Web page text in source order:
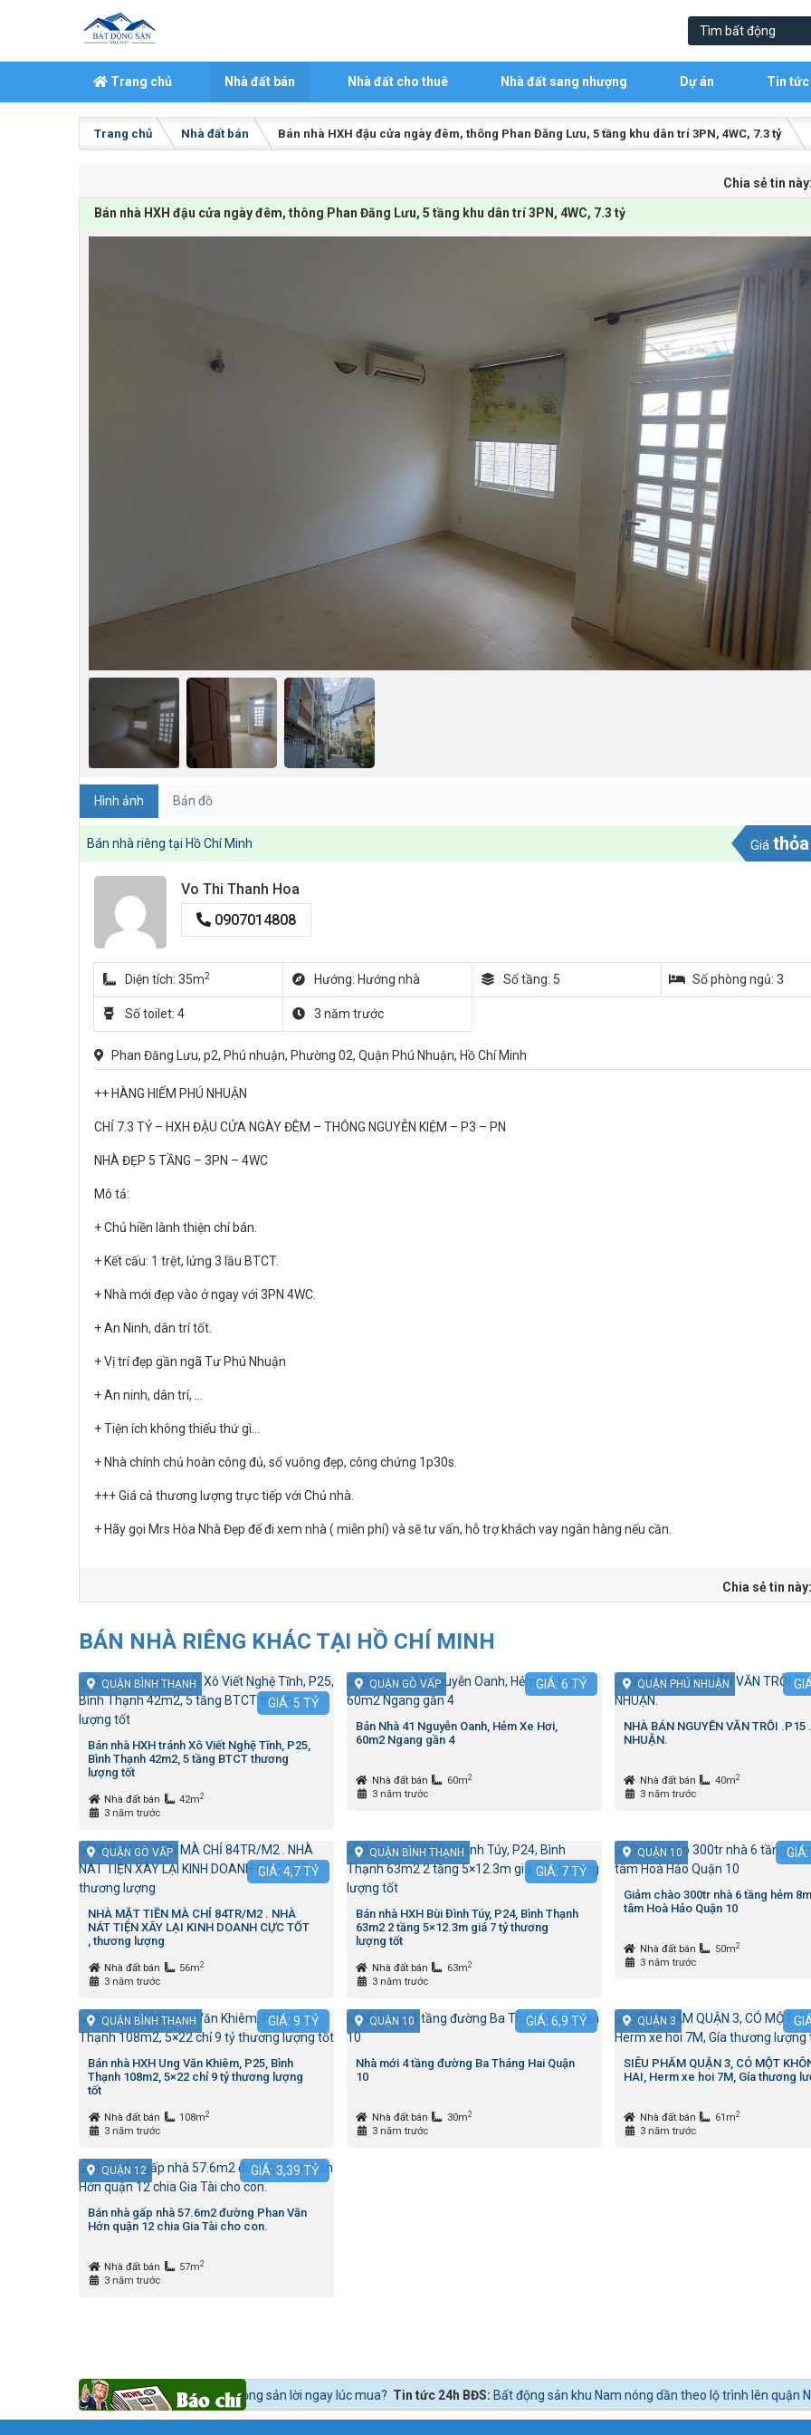
Trang chủ Nhà đất bán Nhà đất cho thuê Nhà đất sang nhượng Dự án Tin tức
Trang chủ Nhà đất bán Bán nhà HXH đậu cửa ngày đêm, thông Phan Đăng Lưu, 5 tầng khu dân trí 3PN, 4WC, 7.3 tỷ
Chia sẻ tin
Bán nhà HXH đậu cửa ngày đêm, thông Phan Đăng Lưu, 5 tầng khu dân trí 3PN, 4WC, 7.3 tỷ
Hình ảnh Bản đồ
Bán nhà riêng tại Hồ Chí Minh Giá
Vo Thi Thanh Hoa
0907014808
Diện tích: 35m2 Hướng: Hướng nhà Số tầng: 5 Số phòng ngủ: 3
Số toilet: 4 3 năm trước
Phan Đăng Lưu, p2, Phú nhuận, Phường 02, Quận Phú Nhuận, Hồ Chí Minh
++ HÀNG HIẾM PHÚ NHUẬN
CHỈ 7.3 TỶ – HXH ĐẬU CỬA NGÀY ĐÊM – THÔNG NGUYỄN KIỆM – P3 – PN
NHÀ ĐẸP 5 TẦNG – 3PN – 4WC
Mô tả:
+ Chủ hiền lành thiện chí bán.
+ Kết cấu: 1 trệt, lửng 3 lầu BTCT.
+ Nhà mới đẹp vào ở ngay với 3PN 4WC.
+ An Ninh, dân trí tốt.
+ Vị trí đẹp gần ngã Tư Phú Nhuận
+ An ninh, dân trí, …
+ Tiện ích không thiếu thứ gì…
+ Nhà chính chủ hoàn công đủ, sổ vuông đẹp, công chứng 1p30s.
+++ Giá cả thương lượng trực tiếp với Chủ nhà.
+ Hãy gọi Mrs Hòa Nhà Đẹp để đi xem nhà ( miễn phí) và sẽ tư vấn, hỗ trợ khách vay ngân hàng nếu cần.
Chia sẻ tin
BÁN NHÀ RIÊNG KHÁC TẠI HỒ CHÍ MINH
QUẬN BÌNH THẠNH
GIÁ:5 TỶ
Bán nhà HXH tránh Xô Viết Nghệ Tĩnh, P25,
Bình Thạnh 42m2, 5 tầng BTCT thương
lượng tốt
Nhà đất bán 42m2
3 năm trước
QUẬN GÒ VẤP GIÁ:6TỶ
Bán Nhà 41 Nguyễn Oanh, Hẻm Xe Hơi,
60m2 Ngang gần 4
Nhà đất bán 60m2
3 năm trước
QUẬN PHÚ NHUẬN
NHÀ BÁN NGUYỄN VĂN TRỖI .P15
NHUẬN.
Nhà đất bán 40m2
3 năm trước
QUẬN GÒ VẤP
GIÁ:4,7TỶ
NHÀ MẶT TIỀN MÀ CHỈ 84TR/M2 . NHÀ
NÁT TIỆN XÂY LẠI KINH DOANH CỰC TỐT
, thương lượng
Nhà đất bán 56m2
3 năm trước
QUẬN BÌNH THẠNH
GIÁ:7TỶ
Bán nhà HXH Bùi Đình Túy, P24, Bình Thạnh
63m2 2 tầng 5×12.3m giá 7 tỷ thương
lượng tốt
Nhà đất bán 63m2
3 năm trước
QUẬN 10 GIÁ:
Giảm chào 300tr nhà 6 tầng hẻm
tâm Hoà Hảo Quận 10
Nhà đất bán 50m2
3 năm trước
QUẬN BÌNH THẠNH GIÁ:9TỶ
Bán nhà HXH Ung Văn Khiêm, P25, Bình
Thạnh 108m2, 5×22 chỉ 9 tỷ thương lượng
tốt
Nhà đất bán 108m2
3 năm trước
QUẬN 10 GIÁ:6,9TỶ
Nhà mới 4 tầng đường Ba Tháng Hai Quận
10
Nhà đất bán 30m2
3 năm trước
QUẬN 3
SIÊU PHẨM QUẬN 3, CÓ MỘT
HAI, Herm xe hoi 7M, Gía thương
Nhà đất bán 61m2
3 năm trước
QUẬN 12 GIÁ: 3,39TỶ
Bán nhà gấp nhà 57.6m2 đường Phan Văn
Hớn quận 12 chia Gia Tài cho con.
Nhà đất bán 57m2
3 năm trước
nào để mua bất động sản lời ngay lúc mua? Tin tức 24h BĐS:Bất động sản khu Nam nóng dần theo lộ trình lên quận Nhà Bè.